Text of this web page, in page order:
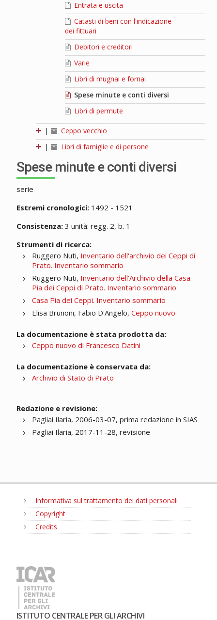
Entrata e uscita
Catasti di beni con l'indicazione
dei fittuari
Debitori e creditori
Varie
Libri di mugnai e fornai
Spese minute e conti diversi
Libri di permute
|
Ceppo vecchio
|
Libri di famiglie e di persone
Spese minute e conti diversi
serie
Estremi cronologici:1492 - 1521
Consistenza:3 unità: regg. 2, b. 1
Strumenti di ricerca:
Ruggero Nuti, Inventario dell'archivio dei Ceppi di
Prato. Inventario sommario
Ruggero Nuti, Inventario dell'Archivio della Casa
Pia dei Ceppi di Prato. Inventario sommario
Casa Pia dei Ceppi. Inventario sommario
Elisa Brunoni, Fabio D'Angelo, Ceppo nuovo
La documentazione è stata prodotta da:
Ceppo nuovo di Francesco Datini
La documentazione è conservata da:
Archivio di Stato di Prato
Redazione e revisione:
Pagliai Ilaria, 2006-03-07, prima redazione in SIAS
Pagliai Ilaria, 2017-11-28, revisione
Informativa sul trattamento dei dati personali
Copyright
Credits
ISTITUTO CENTRALE PER GLI ARCHIVI